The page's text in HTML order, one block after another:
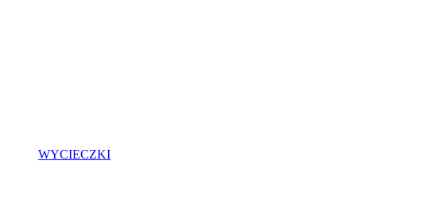
WYCIECZKI